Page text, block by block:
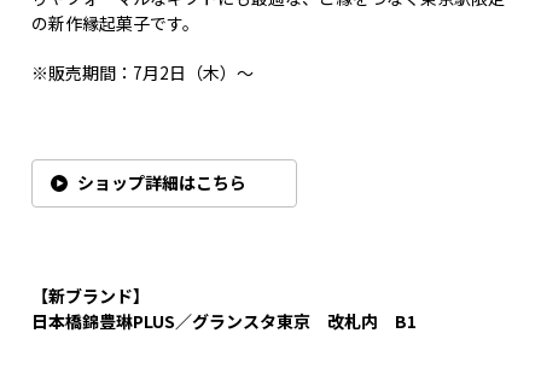
の新作縁起菓子です。
※販売期間：7月2日（木）～
ショップ詳細はこちら
【新ブランド】
日本橋錦豊琳PLUS／グランスタ東京 改札内 B1